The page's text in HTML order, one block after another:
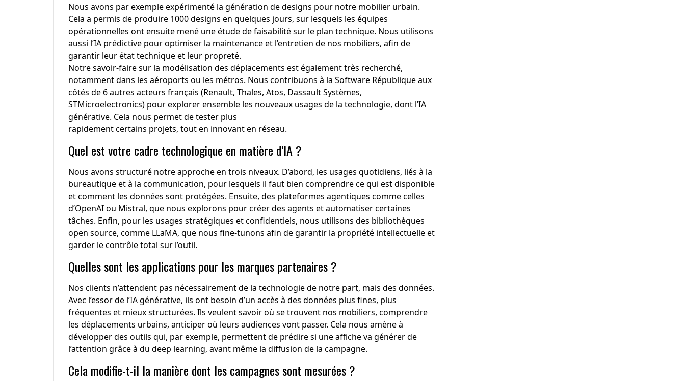
Nous avons par exemple expérimenté la génération de designs pour notre mobilier urbain.
Cela a permis de produire 1000 designs en quelques jours, sur lesquels les équipes
opérationnelles ont ensuite mené une étude de faisabilité sur le plan technique. Nous utilisons
aussi l’IA prédictive pour optimiser la maintenance et l’entretien de nos mobiliers, afin de
garantir leur état technique et leur propreté.
Notre savoir-faire sur la modélisation des déplacements est également très recherché,
notamment dans les aéroports ou les métros. Nous contribuons à la Software République aux
côtés de 6 autres acteurs français (Renault, Thales, Atos, Dassault Systèmes,
STMicroelectronics) pour explorer ensemble les nouveaux usages de la technologie, dont l’IA
générative. Cela nous permet de tester plus
rapidement certains projets, tout en innovant en réseau.
Quel est votre cadre technologique en matière d’IA ?
Nous avons structuré notre approche en trois niveaux. D’abord, les usages quotidiens, liés à la
bureautique et à la communication, pour lesquels il faut bien comprendre ce qui est disponible
et comment les données sont protégées. Ensuite, des plateformes agentiques comme celles
d’OpenAI ou Mistral, que nous explorons pour créer des agents et automatiser certaines
tâches. Enfin, pour les usages stratégiques et confidentiels, nous utilisons des bibliothèques
open source, comme LLaMA, que nous fine-tunons afin de garantir la propriété intellectuelle et
garder le contrôle total sur l’outil.
Quelles sont les applications pour les marques partenaires ?
Nos clients n’attendent pas nécessairement de la technologie de notre part, mais des données.
Avec l’essor de l’IA générative, ils ont besoin d’un accès à des données plus fines, plus
fréquentes et mieux structurées. Ils veulent savoir où se trouvent nos mobiliers, comprendre
les déplacements urbains, anticiper où leurs audiences vont passer. Cela nous amène à
développer des outils qui, par exemple, permettent de prédire si une affiche va générer de
l’attention grâce à du deep learning, avant même la diffusion de la campagne.
Cela modifie-t-il la manière dont les campagnes sont mesurées ?